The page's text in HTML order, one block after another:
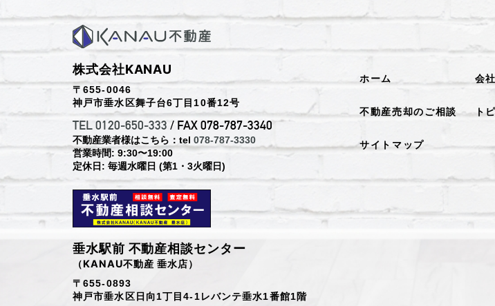
株式会社KANAU
〒655-0046
神戸市垂水区舞子台6丁目10番12号
TEL 0120-650-333 / FAX 078-787-3340
不動産業者様はこちら：tel 078-787-3330
営業時間: 9:30〜19:00
定休日: 毎週水曜日 (第1・3火曜日)
垂水駅前 不動産相談センター
（KANAU不動産 垂水店）
〒655-0893
神戸市垂水区日向1丁目4-1レバンテ垂水1番館1階
ホーム 会
不動産売却のご相談 ト
サイトマップ